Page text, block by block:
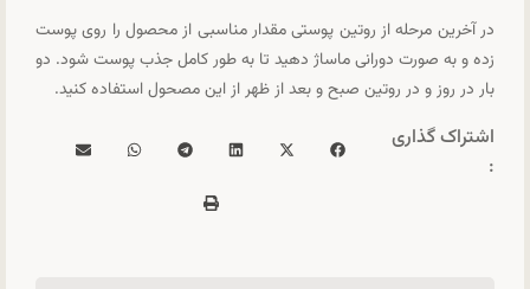
در آخرین مرحله از روتین پوستی مقدار مناسبی از محصول را روی پوست
زده و به صورت دورانی ماساژ دهید تا به طور کامل جذب پوست شود. دو
بار در روز و در روتین صبح و بعد از ظهر از این مصحول استفاده کنید.
اشتراک گذاری
: